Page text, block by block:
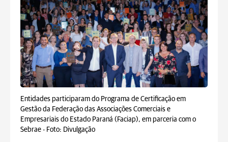
Entidades participaram do Programa de Certificação em
Gestão da Federação das Associações Comerciais e
Empresariais do Estado Paraná (Faciap), em parceria com o
Sebrae - Foto: Divulgação